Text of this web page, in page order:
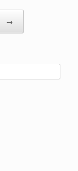
→